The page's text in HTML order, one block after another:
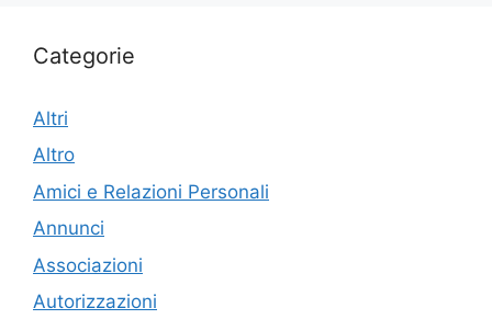
Categorie
Altri
Altro
Amici e Relazioni Personali
Annunci
Associazioni
Autorizzazioni